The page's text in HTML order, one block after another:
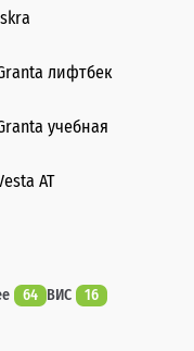
лифтбек
учебная
AT
64 ВИС
16